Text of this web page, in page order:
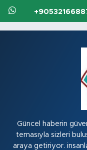
Güncel haberin
temasıyla sizleri
araya getiriyor.